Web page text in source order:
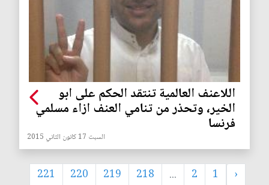
اللاعنف العالمية تنتقد الحكم على ابو
الخير، وتحذر من تنامي العنف ازاء مسلمي
فرنسا
السبت 17 كانون الثاني 2015
‹
1
2
...
218
219
220
221